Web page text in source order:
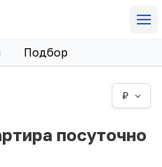
Подбор
₽
посуточно